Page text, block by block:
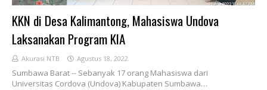
KKN di Desa Kalimantong, Mahasiswa Undova
Laksanakan Program KIA
Akurasi NTB Agustus 18, 2022
Sumbawa Barat -- Sebanyak 17 orang Mahasiswa dari
Universitas Cordova (Undova) Kabupaten Sumbawa…